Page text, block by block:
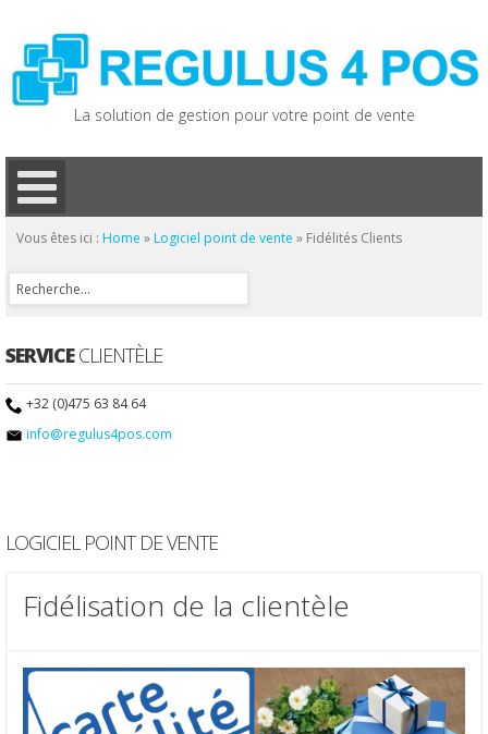
La solution de gestion pour votre point de vente
Vous êtes ici : Home » Logiciel point de vente » Fidélités Clients
SERVICECLIENTÈLE
+32 (0)475 63 84 64
info@regulus4pos.com
LOGICIEL POINT DE VENTE
Fidélisation de la clientèle